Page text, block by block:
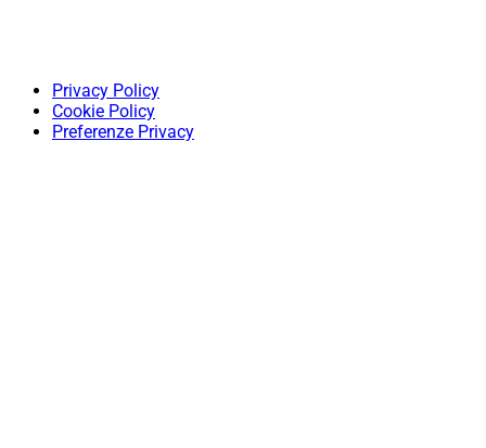
Privacy Policy
Cookie Policy
Preferenze Privacy